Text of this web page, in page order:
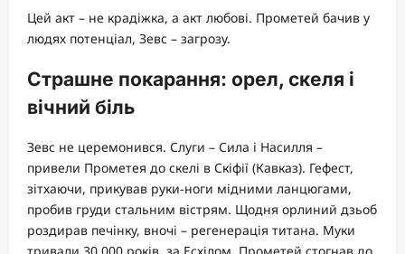
Цей акт – не крадіжка, а акт любові. Прометей бачив у
людях потенціал, Зевс – загрозу.
Страшне покарання: орел, скеля і
вічний біль
Зевс не церемонився. Слуги – Сила і Насилля –
привели Прометея до скелі в Скіфії (Кавказ). Гефест,
зітхаючи, прикував руки-ноги мідними ланцюгами,
пробив груди стальним вістрям. Щодня орлиний дзьоб
роздирав печінку, вночі – регенерація титана. Муки